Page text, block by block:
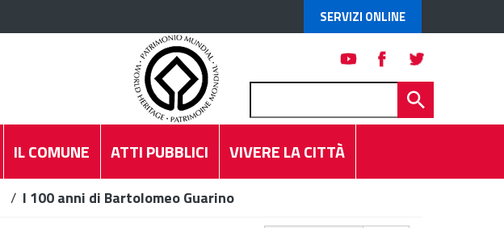
SERVIZI ONLINE
IL COMUNE ATTI PUBBLICI VIVERE LA CITTÀ
/ I 100 anni di Bartolomeo Guarino